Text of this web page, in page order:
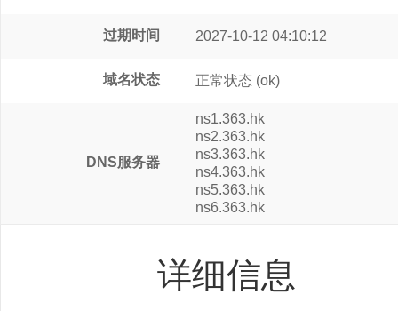
过期时间 2027-10-12 04:10:12
域名状态 正常状态 (ok)
DNS服务器
ns1.363.hk
ns2.363.hk
ns3.363.hk
ns4.363.hk
ns5.363.hk
ns6.363.hk
详细信息